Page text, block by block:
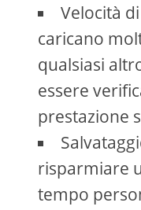
Velocità
caricano
qualsiasi
essere
prestazione
risparmiare
tempo